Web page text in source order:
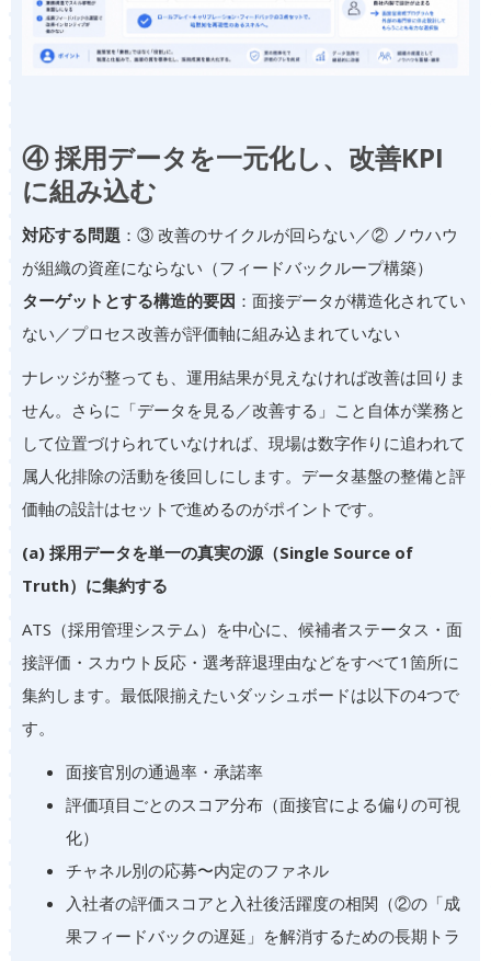
④ 採用データを一元化し、改善KPI
に組み込む
対応する問題 ：③ 改善のサイクルが回らない／② ノウハウ
が組織の資産にならない（フィードバックループ構築）
ターゲットとする構造的要因 ：面接データが構造化されてい
ない／プロセス改善が評価軸に組み込まれていない
ナレッジが整っても、運用結果が見えなければ改善は回りま
せん。さらに「データを見る／改善する」こと自体が業務と
して位置づけられていなければ、現場は数字作りに追われて
属人化排除の活動を後回しにします。データ基盤の整備と評
価軸の設計はセットで進めるのがポイントです。
(a) 採用データを単一の真実の源（Single Source of
Truth）に集約する
ATS（採用管理システム）を中心に、候補者ステータス・面
接評価・スカウト反応・選考辞退理由などをすべて1箇所に
集約します。最低限揃えたいダッシュボードは以下の4つで
す。
面接官別の通過率・承諾率
評価項目ごとのスコア分布（面接官による偏りの可視
化）
チャネル別の応募〜内定のファネル
入社者の評価スコアと入社後活躍度の相関（②の「成
果フィードバックの遅延」を解消するための長期トラ